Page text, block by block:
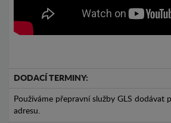
DODACÍ TERMINY:
Používáme přepravní služby GLS dodávat
adresu.